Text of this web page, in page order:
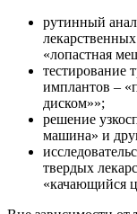
рутинный
«лопастная
тестирование
имплантов –
диском»»;
решение
машина» и
твердых
«качающийся